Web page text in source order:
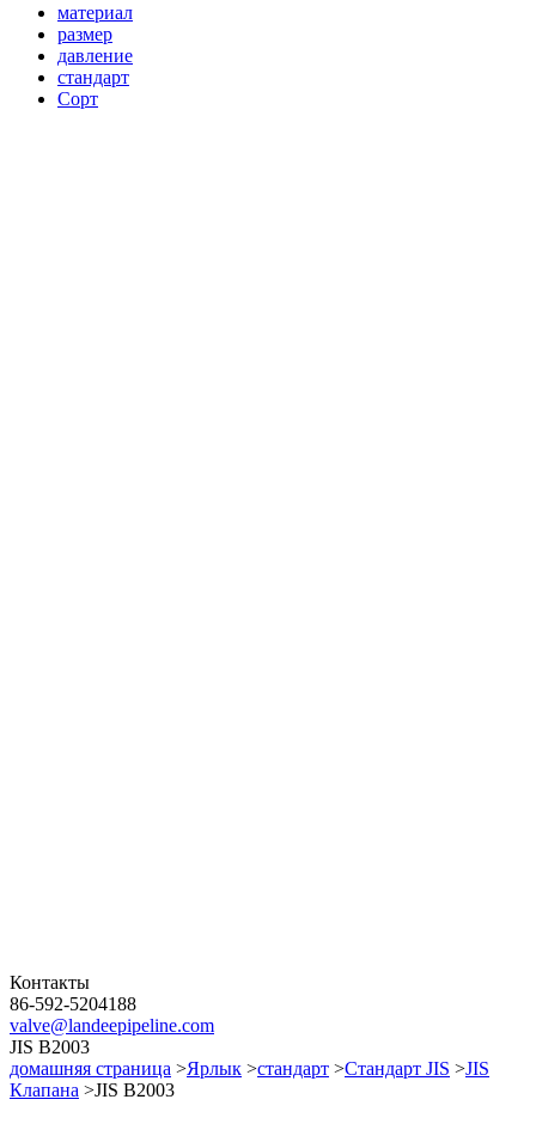
материал
размер
давление
стандарт
Сорт
Контакты
86-592-5204188
valve@landeepipeline.com
JIS B2003
домашняя страница >Ярлык >стандарт >Стандарт JIS >JIS
Клапана >JIS B2003